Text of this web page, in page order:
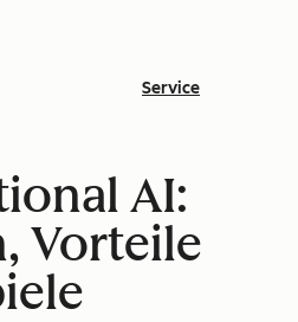
Service
AI:
Vorteile